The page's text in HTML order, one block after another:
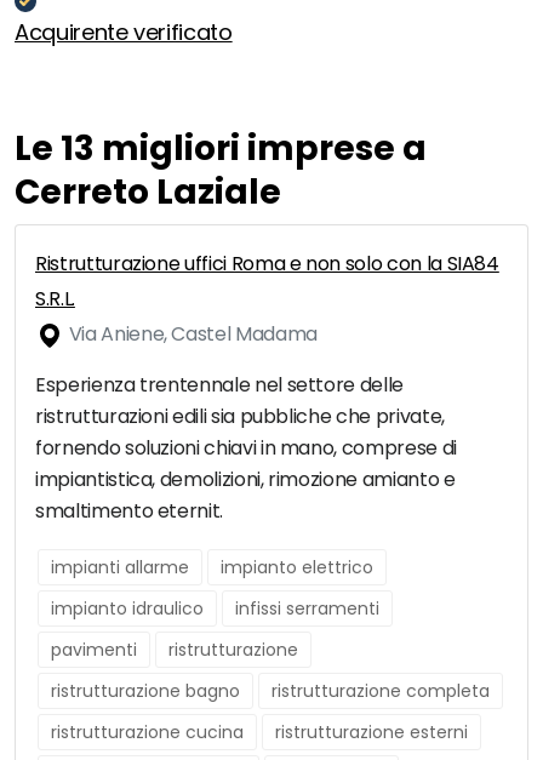
Acquirente verificato
Le 13 migliori imprese a
Cerreto Laziale
Ristrutturazione uffici Roma e non solo con la SIA84
S.R.L.
Via Aniene, Castel Madama
Esperienza trentennale nel settore delle
ristrutturazioni edili sia pubbliche che private,
fornendo soluzioni chiavi in mano, comprese di
impiantistica, demolizioni, rimozione amianto e
smaltimento eternit.
impianti allarme
impianto elettrico
impianto idraulico
infissi serramenti
pavimenti
ristrutturazione
ristrutturazione bagno
ristrutturazione completa
ristrutturazione cucina
ristrutturazione esterni